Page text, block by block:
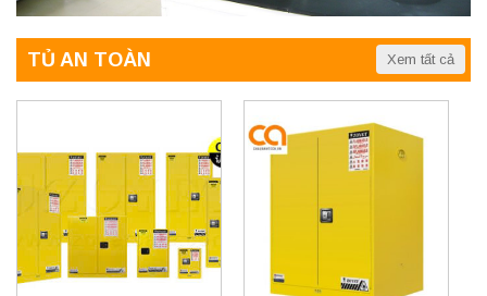
TỦ AN TOÀN Xem tất cả